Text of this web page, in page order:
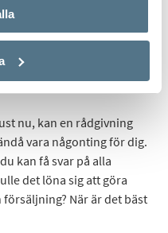
nu, kan en rådgivning
vara någonting för dig.
kan få svar på alla
det löna sig att göra
När är det bäst